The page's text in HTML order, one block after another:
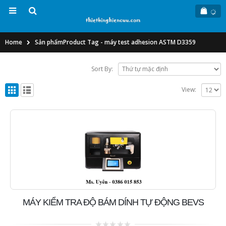
Home Sản phẩmProduct Tag - máy test adhesion ASTM D3359
Sort By:
View:
MÁY KIỂM TRA ĐỘ BÁM DÍNH TỰ ĐỘNG BEVS